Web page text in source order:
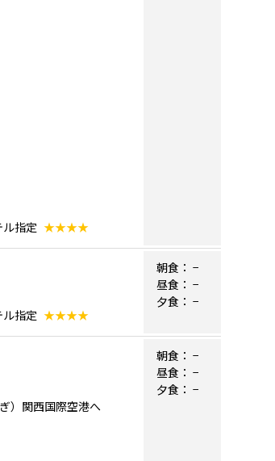
指定 ★★★★
指定 ★★★★
朝食： −
昼食： −
夕食： −
）関西国際空港へ
朝食： −
昼食： −
夕食： −